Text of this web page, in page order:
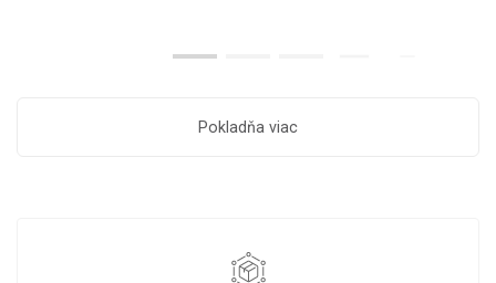
Pokladňa viac